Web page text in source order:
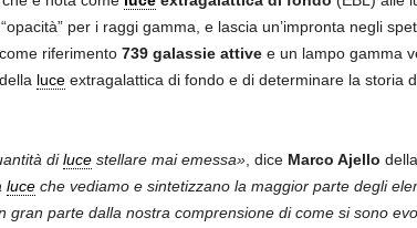
per i raggi gamma, e lascia un’impronta negli
riferimento 739 galassie attive e un lampo gamma
luceextragalattica di fondo e di determinare la storia
dilucestellare mai emessa», dice Marco Ajello della
luceche vediamo e sintetizzano la maggior parte degli
gran parte dalla nostra comprensione di come si sono